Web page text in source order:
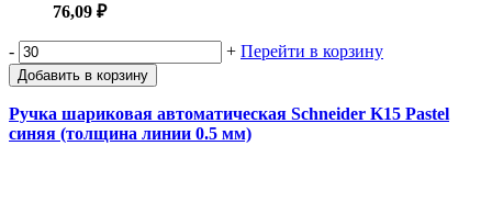
76,09 ₽
- + Перейти в корзину
Добавить в корзину
Ручка шариковая автоматическая Schneider K15 Pastel
синяя (толщина линии 0.5 мм)